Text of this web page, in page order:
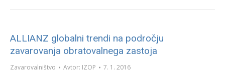
ALLIANZ globalni trendi na področju
zavarovanja obratovalnega zastoja
Zavarovalništvo Avtor: IZOP 7. 1. 2016